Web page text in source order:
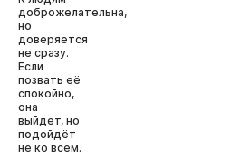
доброжелательна,
но
доверяется
не сразу.
Если
позвать её
спокойно,
она
выйдет, но
подойдёт
не ко всем.